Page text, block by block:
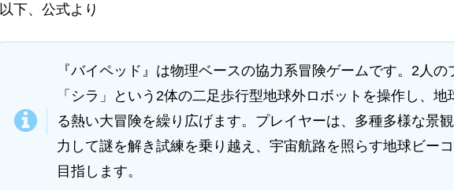
以下、公式より
『バイペッド』は物理ベースの協力系冒険ゲームです。2人の
「シラ」という2体の二足歩行型地球外ロボットを操作し、
る熱い大冒険を繰り広げます。プレイヤーは、多種多様な景
力して謎を解き試練を乗り越え、宇宙航路を照らす地球ビー
目指します。